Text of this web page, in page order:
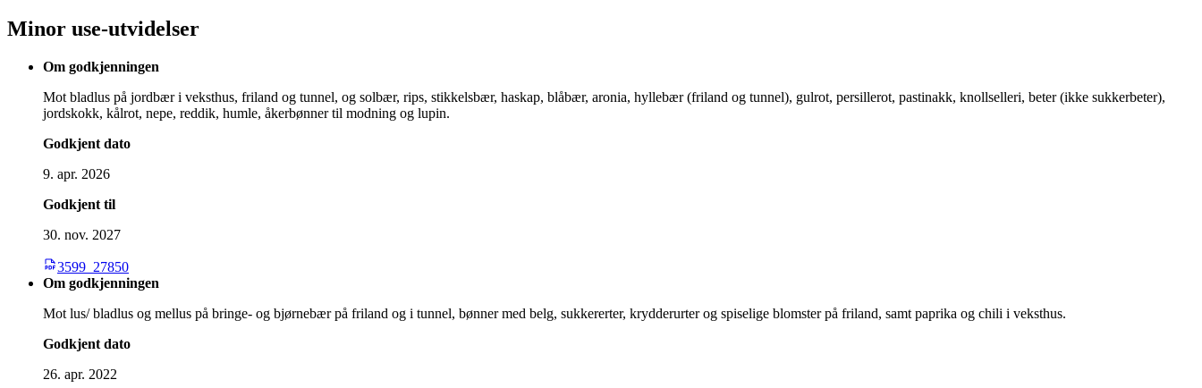
Minor use-utvidelser
Om godkjenningen
Mot bladlus på jordbær i veksthus, friland og tunnel, og solbær, rips, stikkelsbær, haskap, blåbær, aronia, hyllebær (friland og tunnel), gulrot, persillerot, pastinakk, knollselleri, beter (ikke sukkerbeter),
jordskokk, kålrot, nepe, reddik, humle, åkerbønner til modning og lupin.
Godkjent dato
9. apr. 2026
Godkjent til
30. nov. 2027
3599_27850
Om godkjenningen
Mot lus/ bladlus og mellus på bringe- og bjørnebær på friland og i tunnel, bønner med belg, sukkererter, krydderurter og spiselige blomster på friland, samt paprika og chili i veksthus.
Godkjent dato
26. apr. 2022